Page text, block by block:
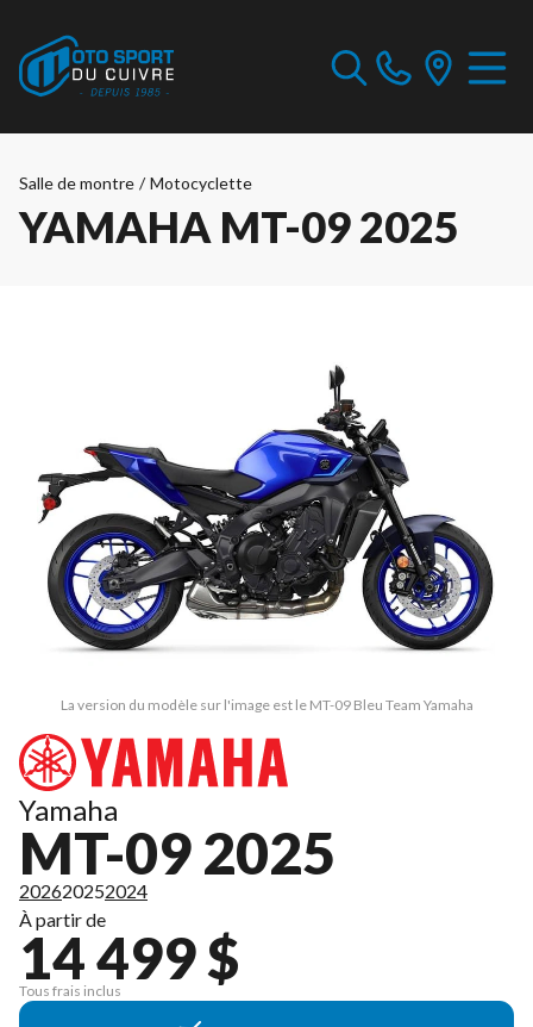
Salle de montre / Motocyclette
YAMAHA MT-09 2025
La version du modèle sur l'image est le MT-09 Bleu Team Yamaha
Yamaha
MT-09 2025
202620252024
À partir de
14 499 $
Tous frais inclus